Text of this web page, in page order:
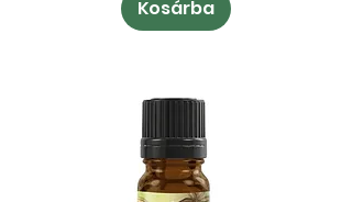
Kosárba